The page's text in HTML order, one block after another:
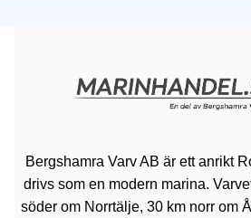
Bergshamra Varv AB är ett anrikt
drivs som en modern marina.
söder om Norrtälje, 30 km norr om